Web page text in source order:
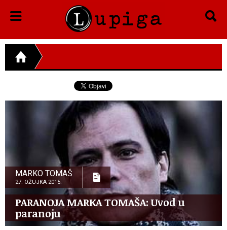
MARKO TOMAŠ
27. OŽUJKA 2015.
PARANOJA MARKA TOMAŠA: Uvod u
paranoju